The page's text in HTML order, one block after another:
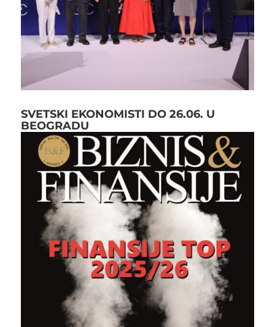
SVETSKI EKONOMISTI DO 26.06. U
BEOGRADU